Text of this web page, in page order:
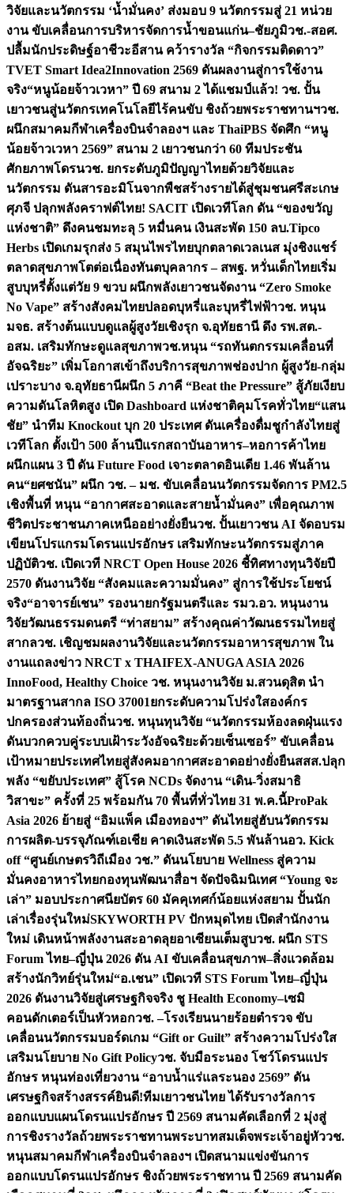
วิจัยและนวัตกรรม ‘น้ำมั่นคง’ ส่งมอบ 9 นวัตกรรมสู่ 21 หน่วย
งาน ขับเคลื่อนการบริหารจัดการน้ำขอนแก่น–ชัยภูมิวช.-สอศ.
ปลื้มนักประดิษฐ์อาชีวะอีสาน คว้ารางวัล “กิจกรรมติดดาว”
TVET Smart Idea2Innovation 2569 ดันผลงานสู่การใช้งาน
จริง“หนูน้อยจ้าวเวหา” ปี 69 สนาม 2 ได้แชมป์แล้ว! วช. ปั้น
เยาวชนสู่นวัตกรเทคโนโลยีไร้คนขับ ชิงถ้วยพระราชทานฯวช.
ผนึกสมาคมกีฬาเครื่องบินจำลองฯ และ ThaiPBS จัดศึก “หนู
น้อยจ้าวเวหา 2569” สนาม 2 เยาวชนกว่า 60 ทีมประชัน
ศักยภาพโดรนวช. ยกระดับภูมิปัญญาไทยด้วยวิจัยและ
นวัตกรรม ดันสารอะมิโนจากพืชสร้างรายได้สู่ชุมชนศรีสะเกษ
ศุภจี ปลุกพลังคราฟต์ไทย! SACIT เปิดเวทีโลก ดัน “ของขวัญ
แห่งชาติ” ดึงคนชมทะลุ 5 หมื่นคน เงินสะพัด 150 ลบ.Tipco
Herbs เปิดเกมรุกส่ง 5 สมุนไพรไทยบุกตลาดเวลเนส มุ่งชิงแชร์
ตลาดสุขภาพโตต่อเนื่องทันตบุคลากร – สพฐ. หวั่นเด็กไทยเริ่ม
สูบบุหรี่ตั้งแต่วัย 9 ขวบ ผนึกพลังเยาวชนจัดงาน “Zero Smoke
No Vape” สร้างสังคมไทยปลอดบุหรี่และบุหรี่ไฟฟ้าวช. หนุน
มจธ. สร้างต้นแบบดูแลผู้สูงวัยเชิงรุก จ.อุทัยธานี ดึง รพ.สต.-
อสม. เสริมทักษะดูแลสุขภาพวช.หนุน “รถทันตกรรมเคลื่อนที่
อัจฉริยะ” เพิ่มโอกาสเข้าถึงบริการสุขภาพช่องปาก ผู้สูงวัย-กลุ่ม
เปราะบาง จ.อุทัยธานีผนึก 5 ภาคี “Beat the Pressure” สู้ภัยเงียบ
ความดันโลหิตสูง เปิด Dashboard แห่งชาติคุมโรคทั่วไทย“แสน
ชัย” นำทีม Knockout บุก 20 ประเทศ ดันเครื่องดื่มชูกำลังไทยสู่
เวทีโลก ตั้งเป้า 500 ล้านปีแรกสถาบันอาหาร–หอการค้าไทย
ผนึกแผน 3 ปี ดัน Future Food เจาะตลาดอินเดีย 1.46 พันล้าน
คน“ยศชนัน” ผนึก วช. – มช. ขับเคลื่อนนวัตกรรมจัดการ PM2.5
เชิงพื้นที่ หนุน “อากาศสะอาดและสายน้ำมั่นคง” เพื่อคุณภาพ
ชีวิตประชาชนภาคเหนืออย่างยั่งยืนวช. ปั้นเยาวชน AI จัดอบรม
เขียนโปรแกรมโดรนแปรอักษร เสริมทักษะนวัตกรรมสู่ภาค
ปฏิบัติวช. เปิดเวที NRCT Open House 2026 ชี้ทิศทางทุนวิจัยปี
2570 ดันงานวิจัย “สังคมและความมั่นคง” สู่การใช้ประโยชน์
จริง“อาจารย์เชน” รองนายกรัฐมนตรีและ รมว.อว. หนุนงาน
วิจัยวัฒนธรรมดนตรี “ท่าสยาม” สร้างคุณค่าวัฒนธรรมไทยสู่
สากลวช. เชิญชมผลงานวิจัยและนวัตกรรมอาหารสุขภาพ ใน
งานแถลงข่าว NRCT x THAIFEX-ANUGA ASIA 2026
InnoFood, Healthy Choice วช. หนุนงานวิจัย ม.สวนดุสิต นำ
มาตรฐานสากล ISO 37001ยกระดับความโปร่งใสองค์กร
ปกครองส่วนท้องถิ่นวช. หนุนทุนวิจัย “นวัตกรรมห้องลดฝุ่นแรง
ดันบวกควบคู่ระบบเฝ้าระวังอัจฉริยะด้วยเซ็นเซอร์” ขับเคลื่อน
เป้าหมายประเทศไทยสู่สังคมอากาศสะอาดอย่างยั่งยืนสสส.ปลุก
พลัง “ขยับประเทศ” สู้โรค NCDs จัดงาน “เดิน-วิ่งสมาธิ
วิสาขะ” ครั้งที่ 25 พร้อมกัน 70 พื้นที่ทั่วไทย 31 พ.ค.นี้ProPak
Asia 2026 ย้ายสู่ “อิมแพ็ค เมืองทองฯ” ดันไทยสู่ฮับนวัตกรรม
การผลิต-บรรจุภัณฑ์เอเชีย คาดเงินสะพัด 5.5 พันล้านอว. Kick
off “ศูนย์เกษตรวิถีเมือง วช.” ดันนโยบาย Wellness สู่ความ
มั่นคงอาหารไทยกองทุนพัฒนาสื่อฯ จัดปัจฉิมนิเทศ “Young จะ
เล่า” มอบประกาศนียบัตร 60 มัคคุเทศก์น้อยแห่งสยาม ปั้นนัก
เล่าเรื่องรุ่นใหม่SKYWORTH PV ปักหมุดไทย เปิดสำนักงาน
ใหม่ เดินหน้าพลังงานสะอาดลุยอาเซียนเต็มสูบวช. ผนึก STS
Forum ไทย–ญี่ปุ่น 2026 ดัน AI ขับเคลื่อนสุขภาพ–สิ่งแวดล้อม
สร้างนักวิทย์รุ่นใหม่“อ.เชน” เปิดเวที STS Forum ไทย–ญี่ปุ่น
2026 ดันงานวิจัยสู่เศรษฐกิจจริง ชู Health Economy–เซมิ
คอนดักเตอร์เป็นหัวหอกวช. –โรงเรียนนายร้อยตำรวจ ขับ
เคลื่อนนวัตกรรมบอร์ดเกม “Gift or Guilt” สร้างความโปร่งใส
เสริมนโยบาย No Gift Policyวช. จับมือระนอง โชว์โดรนแปร
อักษร หนุนท่องเที่ยวงาน “อาบน้ำแร่แลระนอง 2569” ดัน
เศรษฐกิจสร้างสรรค์ยินดี!ทีมเยาวชนไทย ได้รับรางวัลการ
ออกแบบแผนโดรนแปรอักษร ปี 2569 สนามคัดเลือกที่ 2 มุ่งสู่
การชิงรางวัลถ้วยพระราชทานพระบาทสมเด็จพระเจ้าอยู่หัววช.
หนุนสมาคมกีฬาเครื่องบินจำลองฯ เปิดสนามแข่งขันการ
ออกแบบโดรนแปรอักษร ชิงถ้วยพระราชทาน ปี 2569 สนามคัด